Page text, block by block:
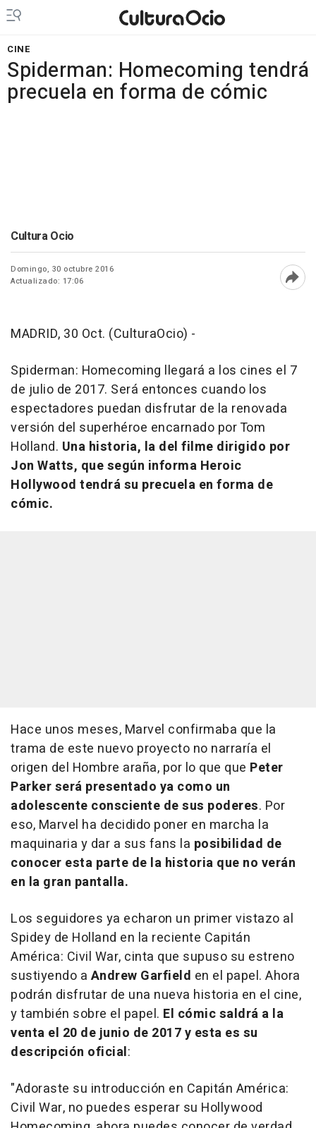
CINE
Spiderman: Homecoming tendrá
precuela en forma de cómic
Cultura Ocio
Domingo, 30 octubre 2016
Actualizado: 17:06
MADRID, 30 Oct. (CulturaOcio) -
Spiderman: Homecoming llegará a los cines el 7
de julio de 2017. Será entonces cuando los
espectadores puedan disfrutar de la renovada
versión del superhéroe encarnado por Tom
Holland. Una historia, la del filme dirigido por
Jon Watts, que según informa Heroic
Hollywood tendrá su precuela en forma de
cómic.
Hace unos meses, Marvel confirmaba que la
trama de este nuevo proyecto no narraría el
origen del Hombre araña, por lo que que Peter
Parker será presentado ya como un
adolescente consciente de sus poderes. Por
eso, Marvel ha decidido poner en marcha la
maquinaria y dar a sus fans la posibilidad de
conocer esta parte de la historia que no verán
en la gran pantalla.
Los seguidores ya echaron un primer vistazo al
Spidey de Holland en la reciente Capitán
América: Civil War, cinta que supuso su estreno
sustiyendo a Andrew Garfield en el papel. Ahora
podrán disfrutar de una nueva historia en el cine,
y también sobre el papel. El cómic saldrá a la
venta el 20 de junio de 2017 y esta es su
descripción oficial:
"Adoraste su introducción en Capitán América:
Civil War, no puedes esperar su Hollywood